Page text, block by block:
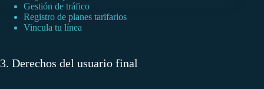
Gestión de tráfico
Registro de planes tarifarios
Vincula tu línea
3. Derechos del usuario final